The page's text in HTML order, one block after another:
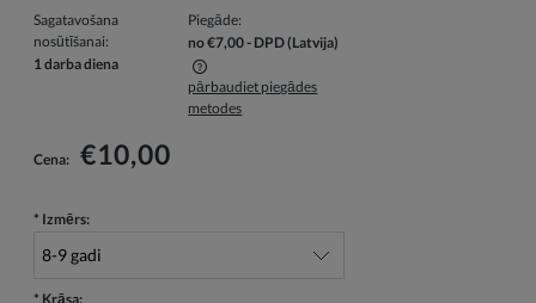
Sagatavošana
nosūtīšanai:
1 darba diena
Piegāde:
no €7,00- DPD(Latvija)
Cenā nav iekļautas iespējamās maksājumu izmaksas
pārbaudiet piegādes
metodes
Cena: €10,00
* Izmērs:
* Krāsa: